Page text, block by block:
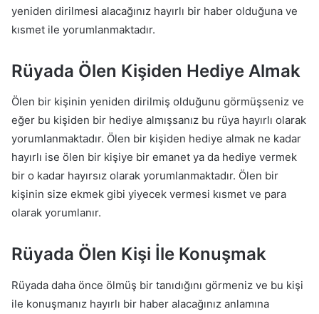
yeniden dirilmesi alacağınız hayırlı bir haber olduğuna ve
kısmet ile yorumlanmaktadır.
Rüyada Ölen Kişiden Hediye Almak
Ölen bir kişinin yeniden dirilmiş olduğunu görmüşseniz ve
eğer bu kişiden bir hediye almışsanız bu rüya hayırlı olarak
yorumlanmaktadır. Ölen bir kişiden hediye almak ne kadar
hayırlı ise ölen bir kişiye bir emanet ya da hediye vermek
bir o kadar hayırsız olarak yorumlanmaktadır. Ölen bir
kişinin size ekmek gibi yiyecek vermesi kısmet ve para
olarak yorumlanır.
Rüyada Ölen Kişi İle Konuşmak
Rüyada daha önce ölmüş bir tanıdığını görmeniz ve bu kişi
ile konuşmanız hayırlı bir haber alacağınız anlamına